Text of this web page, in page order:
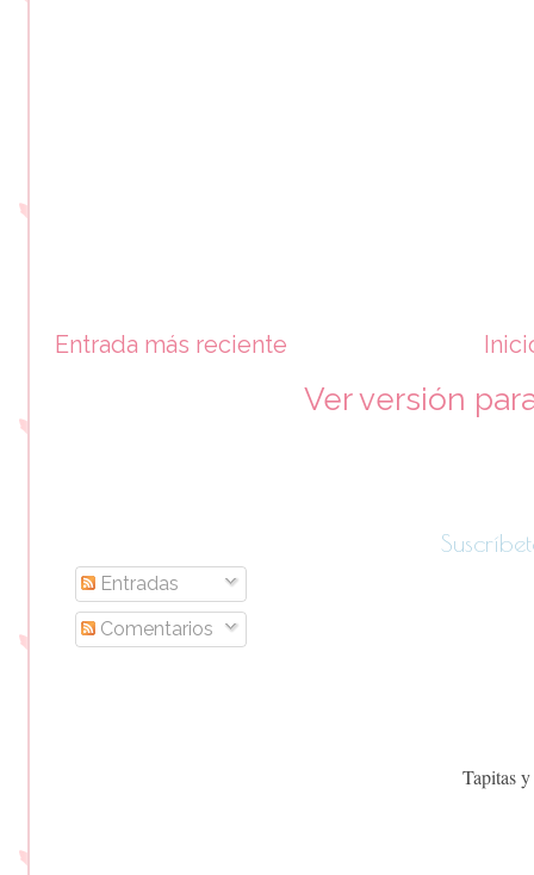
Entrada más reciente
Ver versión
Entradas
Comentarios
Tapitas